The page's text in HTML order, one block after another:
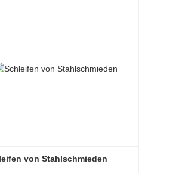
von Stahlschmieden